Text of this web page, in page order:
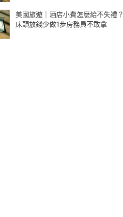
美國旅遊｜酒店小費怎麼給不失禮？
床頭放錢少做1步房務員不敢拿